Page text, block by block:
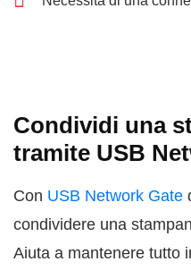
Condividi una
tramite USB
Con USB Network Gate
condividere una
Aiuta a mantenere tutto